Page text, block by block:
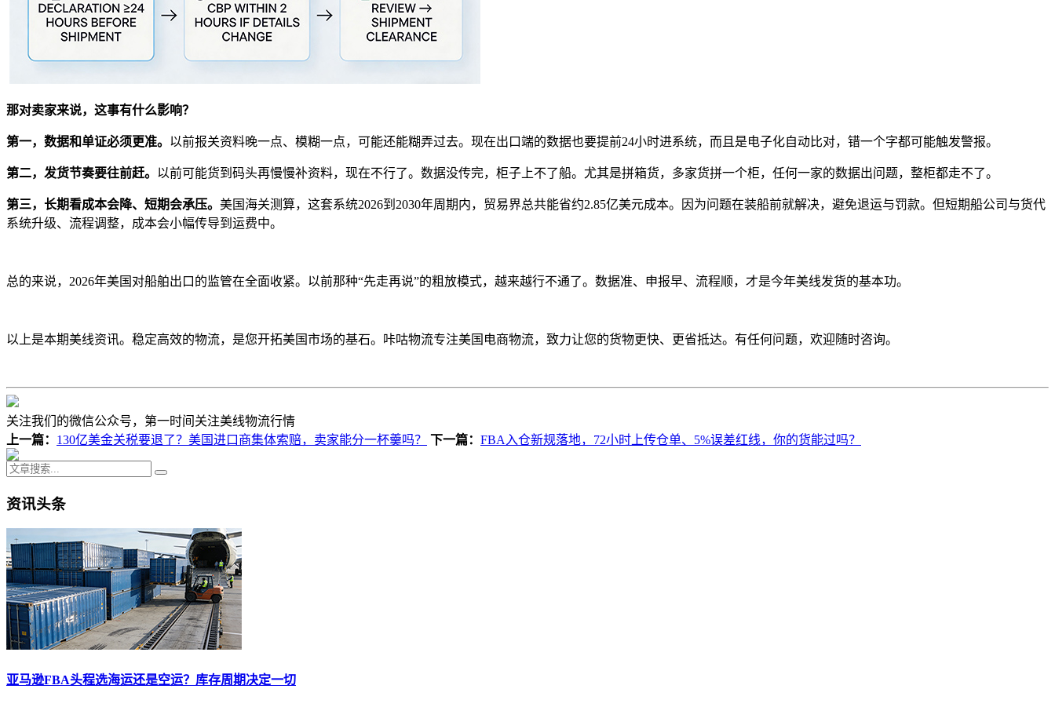
那对卖家来说，这事有什么影响？
第一，数据和单证必须更准。 以前报关资料晚一点、模糊一点，可能还能糊弄过去。现在出口端的数据也要提前24小时进系统，而且是电子化自动比对，错一个字都可能触发警报。
第二，发货节奏要往前赶。 以前可能货到码头再慢慢补资料，现在不行了。数据没传完，柜子上不了船。尤其是拼箱货，多家货拼一个柜，任何一家的数据出问题，整柜都走不了。
第三，长期看成本会降、短期会承压。 美国海关测算，这套系统2026到2030年周期内，贸易界总共能省约2.85亿美元成本。因为问题在装船前就解决，避免退运与罚款。但短期船公司与货代
系统升级、流程调整，成本会小幅传导到运费中。
总的来说，2026年美国对船舶出口的监管在全面收紧。以前那种“先走再说”的粗放模式，越来越行不通了。数据准、申报早、流程顺，才是今年美线发货的基本功。
以上是本期美线资讯。稳定高效的物流，是您开拓美国市场的基石。咔咕物流专注美国电商物流，致力让您的货物更快、更省抵达。有任何问题，欢迎随时咨询。
关注我们的微信公众号，第一时间关注美线物流行情
上一篇： 130亿美金关税要退了？美国进口商集体索赔，卖家能分一杯羹吗？ 下一篇： FBA入仓新规落地，72小时上传仓单、5%误差红线，你的货能过吗？
资讯头条
亚马逊FBA头程选海运还是空运？库存周期决定一切